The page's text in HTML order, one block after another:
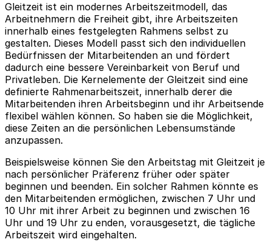
Gleitzeit ist ein modernes Arbeitszeitmodell, das
Arbeitnehmern die Freiheit gibt, ihre Arbeitszeiten
innerhalb eines festgelegten Rahmens selbst zu
gestalten. Dieses Modell passt sich den individuellen
Bedürfnissen der Mitarbeitenden an und fördert
dadurch eine bessere Vereinbarkeit von Beruf und
Privatleben. Die Kernelemente der Gleitzeit sind eine
definierte Rahmenarbeitszeit, innerhalb derer die
Mitarbeitenden ihren Arbeitsbeginn und ihr Arbeitsende
flexibel wählen können. So haben sie die Möglichkeit,
diese Zeiten an die persönlichen Lebensumstände
anzupassen.
Beispielsweise können Sie den Arbeitstag mit Gleitzeit je
nach persönlicher Präferenz früher oder später
beginnen und beenden. Ein solcher Rahmen könnte es
den Mitarbeitenden ermöglichen, zwischen 7 Uhr und
10 Uhr mit ihrer Arbeit zu beginnen und zwischen 16
Uhr und 19 Uhr zu enden, vorausgesetzt, die tägliche
Arbeitszeit wird eingehalten.